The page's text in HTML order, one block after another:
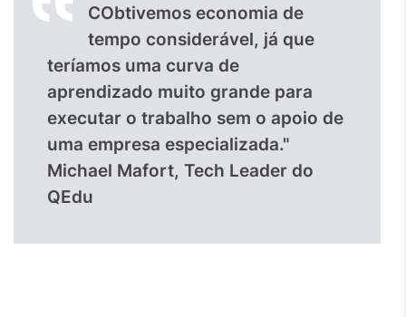
CObtivemos economia de
tempo considerável, já que
teríamos uma curva de
aprendizado muito grande para
executar o trabalho sem o apoio de
uma empresa especializada."
Michael Mafort, Tech Leader do
QEdu